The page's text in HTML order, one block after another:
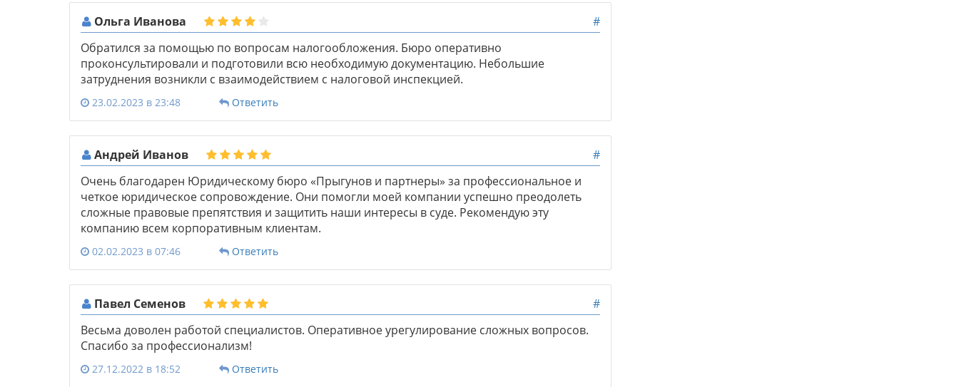
Ольга Иванова
#
Обратился за помощью по вопросам налогообложения. Бюро оперативно
проконсультировали и подготовили всю необходимую документацию. Небольшие
затруднения возникли с взаимодействием с налоговой инспекцией.
23.02.2023 в 23:48 Ответить
Андрей Иванов
#
Очень благодарен Юридическому бюро «Прыгунов и партнеры» за профессиональное и
четкое юридическое сопровождение. Они помогли моей компании успешно преодолеть
сложные правовые препятствия и защитить наши интересы в суде. Рекомендую эту
компанию всем корпоративным клиентам.
02.02.2023 в 07:46 Ответить
Павел Семенов
#
Весьма доволен работой специалистов. Оперативное урегулирование сложных вопросов.
Спасибо за профессионализм!
27.12.2022 в 18:52 Ответить